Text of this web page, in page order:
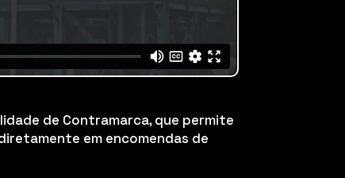
de Contramarca, que permite
em encomendas de